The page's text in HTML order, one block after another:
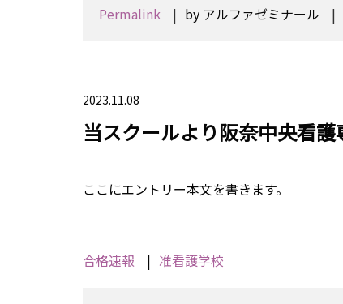
Permalink by アルファゼミナール
2023.11.08
当スクールより阪奈中央看
ここにエントリー本文を書きます。
合格速報 准看護学校